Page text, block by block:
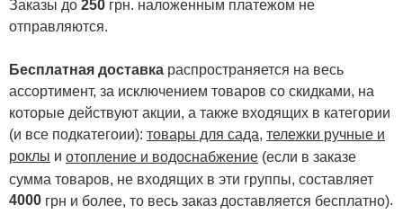
Заказы до 250 грн. наложенным платежом не
отправляются.
Бесплатная доставка распространяется на весь
ассортимент, за исключением товаров со скидками, на
которые действуют акции, а также входящих в категории
(и все подкатегоии): товары для сада, тележки ручные и
роклы и отопление и водоснабжение (если в заказе
сумма товаров, не входящих в эти группы, составляет
4000 грн и более, то весь заказ доставляется бесплатно).